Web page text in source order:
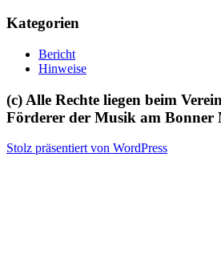
Kategorien
Bericht
Hinweise
(c) Alle Rechte liegen beim
Förderer der Musik am Bonner
Stolz präsentiert von WordPress